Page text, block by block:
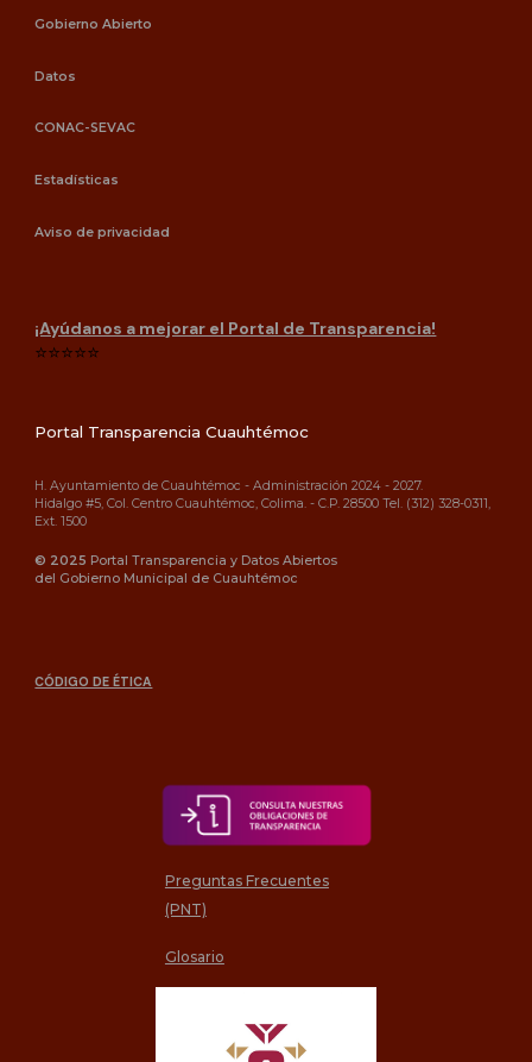
Gobierno Abierto
Datos
CONAC-SEVAC
Estadísticas
Aviso de privacidad
¡Ayúdanos a mejorar el Portal de Transparencia!
⭐⭐⭐⭐⭐
Portal Transparencia Cuauhtémoc
H. Ayuntamiento de Cuauhtémoc - Administración 2024 - 2027.
Hidalgo #5, Col. Centro Cuauhtémoc, Colima. - C.P. 28500 Tel. (312) 328-0311,
Ext. 1500
© 2025 Portal Transparencia y Datos Abiertos
del Gobierno Municipal de Cuauhtémoc
CÓDIGO DE ÉTICA
Preguntas Frecuentes
(PNT)
Glosario